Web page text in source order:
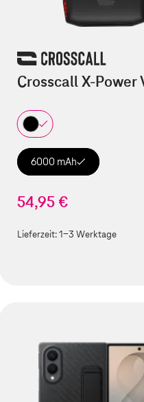
Crosscall X-Power
6000 mAh
54,95 €
Lieferzeit:1-3 Werktage